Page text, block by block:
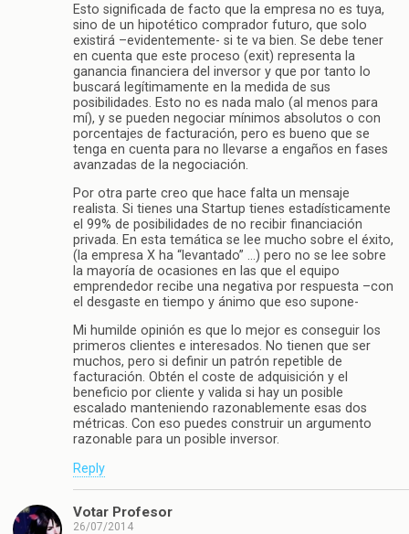
Esto significada de facto que la empresa no es tuya,
sino de un hipotético comprador futuro, que solo
existirá –evidentemente- si te va bien. Se debe tener
en cuenta que este proceso (exit) representa la
ganancia financiera del inversor y que por tanto lo
buscará legítimamente en la medida de sus
posibilidades. Esto no es nada malo (al menos para
mí), y se pueden negociar mínimos absolutos o con
porcentajes de facturación, pero es bueno que se
tenga en cuenta para no llevarse a engaños en fases
avanzadas de la negociación.
Por otra parte creo que hace falta un mensaje
realista. Si tienes una Startup tienes estadísticamente
el 99% de posibilidades de no recibir financiación
privada. En esta temática se lee mucho sobre el éxito,
(la empresa X ha “levantado” …) pero no se lee sobre
la mayoría de ocasiones en las que el equipo
emprendedor recibe una negativa por respuesta –con
el desgaste en tiempo y ánimo que eso supone-
Mi humilde opinión es que lo mejor es conseguir los
primeros clientes e interesados. No tienen que ser
muchos, pero si definir un patrón repetible de
facturación. Obtén el coste de adquisición y el
beneficio por cliente y valida si hay un posible
escalado manteniendo razonablemente esas dos
métricas. Con eso puedes construir un argumento
razonable para un posible inversor.
Reply
Votar Profesor
26/07/2014